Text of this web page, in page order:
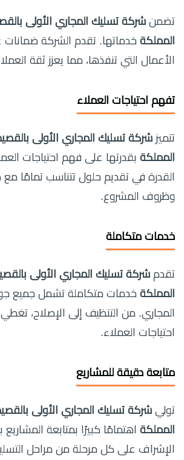
تضمن شركة تسليك المجاري الأولى
المملكة خدماتها. تقدم الشركة
الأعمال التي تنفذها، مما يعزز ثقة
تفهم احتياجات العملاء
تتميز شركة تسليك المجاري الأولى
المملكة بقدرتها على فهم احتياجات
القدرة في تقديم حلول تتناسب تمامًا مع
وظروف المشروع.
خدمات متكاملة
تقدم شركة تسليك المجاري الأولى
المملكة خدمات متكاملة تشمل جميع
المجاري. من التنظيف إلى الإصلاح،
احتياجات العملاء.
متابعة دقيقة للمشاريع
تولي شركة تسليك المجاري الأولى
المملكة اهتمامًا كبيرًا بمتابعة
الإشراف على كل مرحلة من مراحل